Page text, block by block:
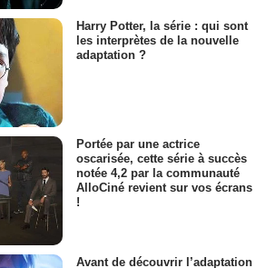
Harry Potter, la série : qui sont
les interprètes de la nouvelle
adaptation ?
Portée par une actrice
oscarisée, cette série à succès
notée 4,2 par la communauté
AlloCiné revient sur vos écrans
!
Avant de découvrir l’adaptation